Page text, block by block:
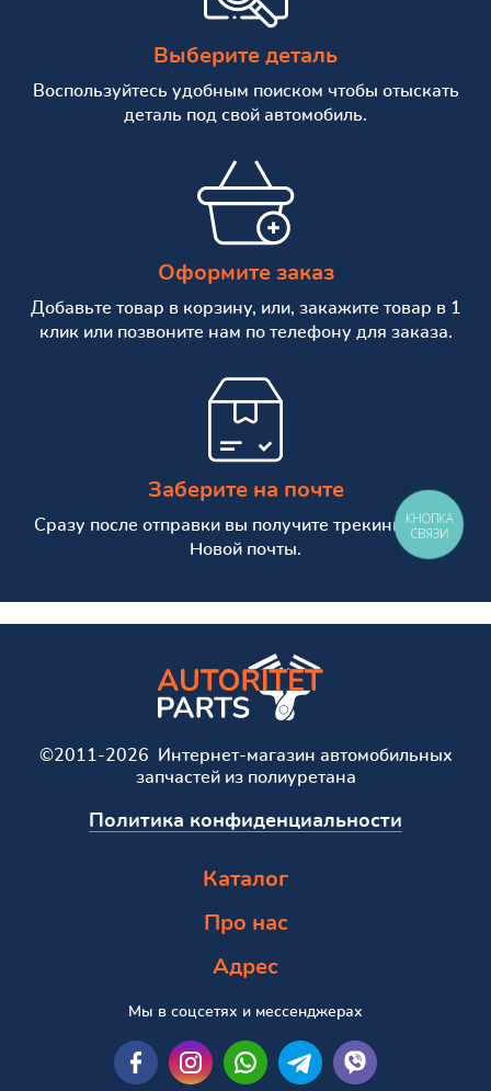
Выберите деталь
Воспользуйтесь удобным поиском чтобы отыскать
деталь под свой автомобиль.
Оформите заказ
Добавьте товар в корзину, или, закажите товар в 1
клик или позвоните нам по телефону для заказа.
Заберите на почте
Сразу после отправки вы получите трекинг номер
Новой почты.
©2011-2026 Интернет-магазин автомобильных
запчастей из полиуретана
Политика конфиденциальности
Каталог
Про нас
Адрес
Мы в соцсетях и мессенджерах
КНОПКА
СВЯЗИ